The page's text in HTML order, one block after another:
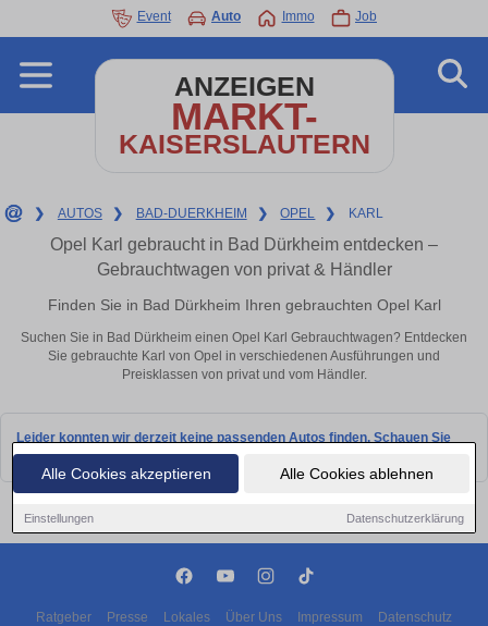
Alle Cookies akzeptieren Alle Cookies ablehnen
Einstellungen Datenschutzerklärung
Event Auto Immo Job
ANZEIGEN
MARKT-
KAISERSLAUTERN
❯ AUTOS ❯ BAD-DUERKHEIM ❯ OPEL ❯ KARL
Opel Karl gebraucht in Bad Dürkheim entdecken –
Gebrauchtwagen von privat & Händler
Finden Sie in Bad Dürkheim Ihren gebrauchten Opel Karl
Suchen Sie in Bad Dürkheim einen Opel Karl Gebrauchtwagen? Entdecken
Sie gebrauchte Karl von Opel in verschiedenen Ausführungen und
Preisklassen von privat und vom Händler.
Leider konnten wir derzeit keine passenden Autos finden. Schauen Sie
bald wieder vorbei!
Ratgeber Presse Lokales Über Uns Impressum Datenschutz